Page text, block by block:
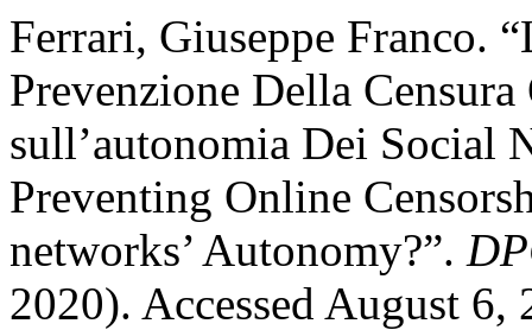
Ferrari, Giuseppe Franco.
Prevenzione Della
sull’autonomia Dei Social
Preventing Online
networks’ Autonomy?”.
2020). Accessed August 6,